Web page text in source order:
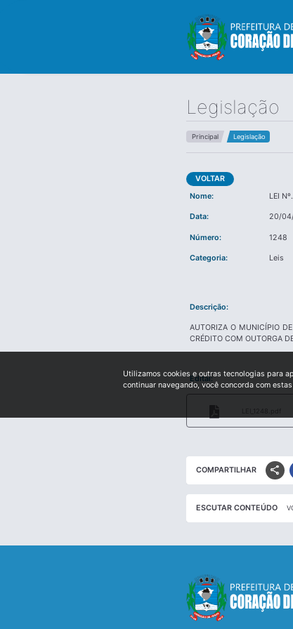
Legislação
Principal Legislação
VOLTAR
Nome:
LEI
Data: 20/
Número: 1248
Categoria: Leis
Descrição:
AUTORIZA O MUNICÍPIO
CRÉDITO COM OUTORGA
Edital:
LEI_1248.pdf
COMPARTILHAR share
ESCUTAR CONTEÚDO
Utilizamos cookies e outras tecnologias para
continuar navegando, você concorda com